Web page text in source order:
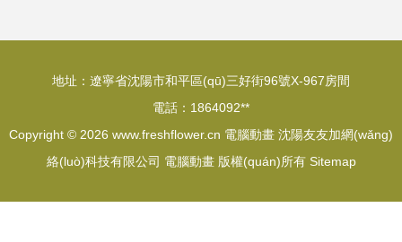
地址：遼寧省沈陽市和平區(qū)三好街96號X-967房間
電話：1864092**
Copyright © 2026 www.freshflower.cn 電腦動畫 沈陽友友加網(wǎng)
絡(luò)科技有限公司 電腦動畫版權(quán)所有 Sitemap